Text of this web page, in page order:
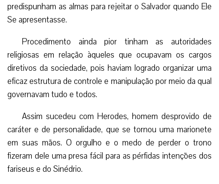
predispunham as almas para rejeitar o Salvador quando Ele
Se apresentasse.
Procedimento ainda pior tinham as autoridades
religiosas em relação àqueles que ocupavam os cargos
diretivos da sociedade, pois haviam logrado organizar uma
eficaz estrutura de controle e manipulação por meio da qual
governavam tudo e todos.
Assim sucedeu com Herodes, homem desprovido de
caráter e de personalidade, que se tornou uma marionete
em suas mãos. O orgulho e o medo de perder o trono
fizeram dele uma presa fácil para as pérfidas intenções dos
fariseus e do Sinédrio.